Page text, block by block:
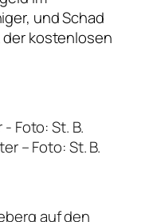
und Schad
der kostenlosen
–Foto: St. B.
auf den